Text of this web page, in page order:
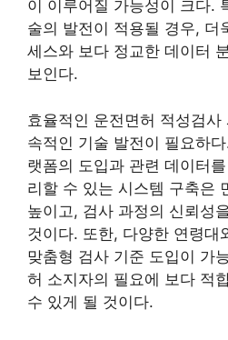
이 이루어질 가능성이 크다.
술의 발전이 적용될 경우, 더
세스와 보다 정교한 데이터
보인다.
효율적인 운전면허 적성검
속적인 기술 발전이 필요하
랫폼의 도입과 관련 데이터
리할 수 있는 시스템 구축은
높이고, 검사 과정의 신뢰성
것이다. 또한, 다양한 연령대
맞춤형 검사 기준 도입이 가
허 소지자의 필요에 보다 적
수 있게 될 것이다.